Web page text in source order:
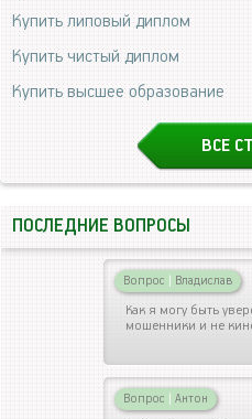
Купить липовый диплом
Купить чистый диплом
Купить высшее образование
ВСЕ
ПОСЛЕДНИЕ ВОПРОСЫ
Вопрос | Владислав
Как я могу быть
мошенники и не
Вопрос | Антон